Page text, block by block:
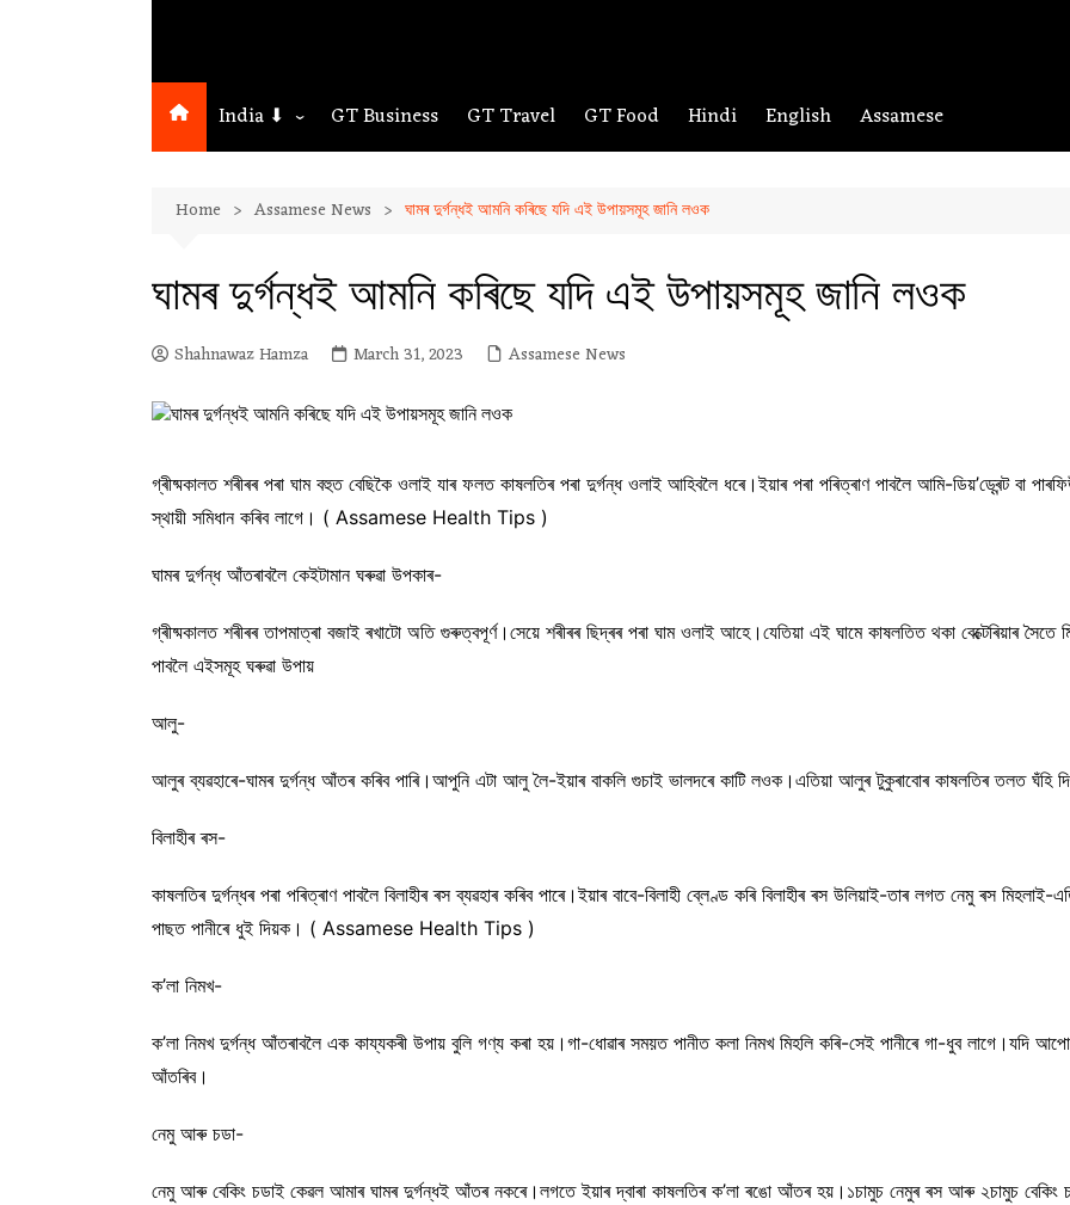
India ⬇
Guwahati
GT Business GT Travel GT Food Hindi English Assamese
Home Assamese News ঘামৰ দুৰ্গন্ধই আমনি কৰিছে যদি এই উপায়সমূহ জানি লওক
ঘামৰ দুৰ্গন্ধই আমনি কৰিছে যদি এই উপায়সমূহ জানি লওক
Shahnawaz Hamza March 31, 2023 Assamese News
গ্ৰীষ্মকালত শৰীৰৰ পৰা ঘাম বহুত বেছিকৈ ওলাই যাৰ ফলত কাষলতিৰ পৰা দুৰ্গন্ধ ওলাই আহিবলৈ ধৰে।ইয়াৰ পৰা পৰিত্ৰাণ পাবলৈ আমি-ডিয়’ড্ৰেন্ট বা
স্থায়ী সমিধান কৰিব লাগে। ( Assamese Health Tips )
ঘামৰ দুৰ্গন্ধ আঁতৰাবলৈ কেইটামান ঘৰুৱা উপকাৰ-
গ্ৰীষ্মকালত শৰীৰৰ তাপমাত্ৰা বজাই ৰখাটো অতি গুৰুত্বপূৰ্ণ।সেয়ে শৰীৰৰ ছিদ্ৰৰ পৰা ঘাম ওলাই আহে।যেতিয়া এই ঘামে কাষলতিত থকা বেক্টেৰিয়াৰ
পাবলৈ এইসমূহ ঘৰুৱা উপায়
আলু-
আলুৰ ব্যৱহাৰে-ঘামৰ দুৰ্গন্ধ আঁতৰ কৰিব পাৰি।আপুনি এটা আলু লৈ-ইয়াৰ বাকলি গুচাই ভালদৰে কাটি লওক।এতিয়া আলুৰ টুকুৰাবোৰ কাষলতিৰ তলত ঘঁহি
বিলাহীৰ ৰস-
কাষলতিৰ দুৰ্গন্ধৰ পৰা পৰিত্ৰাণ পাবলৈ বিলাহীৰ ৰস ব্যৱহাৰ কৰিব পাৰে।ইয়াৰ বাবে-বিলাহী ব্লেণ্ড কৰি বিলাহীৰ ৰস উলিয়াই-তাৰ লগত নেমু ৰস
পাছত পানীৰে ধুই দিয়ক। ( Assamese Health Tips )
ক’লা নিমখ-
ক’লা নিমখ দুৰ্গন্ধ আঁতৰাবলৈ এক কায্যকৰী উপায় বুলি গণ্য কৰা হয়।গা-ধোৱাৰ সময়ত পানীত কলা নিমখ মিহলি কৰি-সেই পানীৰে গা-ধুব লাগে।যদি
আঁতৰিব।
নেমু আৰু চডা-
নেমু আৰু বেকিং চডাই কেৱল আমাৰ ঘামৰ দুৰ্গন্ধই আঁতৰ নকৰে।লগতে ইয়াৰ দ্বাৰা কাষলতিৰ ক’লা ৰঙো আঁতৰ হয়।১চামুচ নেমুৰ ৰস আৰু ২চামুচ বেকিং